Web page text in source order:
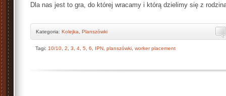
Dla nas jest to gra, do której wracamy i którą dzielimy się z
Kategoria: Kolejka Planszówki
Tagi: 10/10 2 3 4 5 6 IPN planszówki worker placement